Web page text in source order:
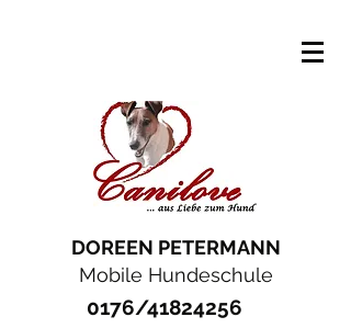
DOREEN PETERMANN
Mobile Hundeschule
0176/41824256